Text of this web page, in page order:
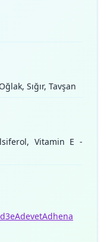
Sığır, Tavşan
Vitamin E -
AdevetAdhena